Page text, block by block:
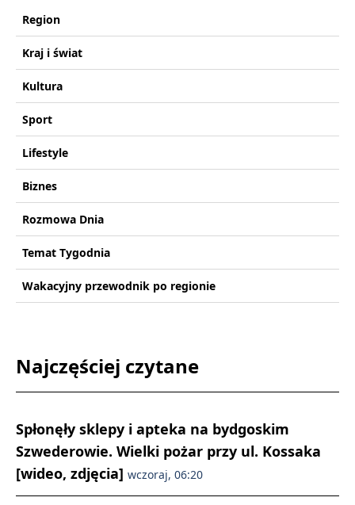
Region
Kraj i świat
Kultura
Sport
Lifestyle
Biznes
Rozmowa Dnia
Temat Tygodnia
Wakacyjny przewodnik po regionie
Najczęściej czytane
Spłonęły sklepy i apteka na bydgoskim
Szwederowie. Wielki pożar przy ul. Kossaka
[wideo, zdjęcia] wczoraj, 06:20